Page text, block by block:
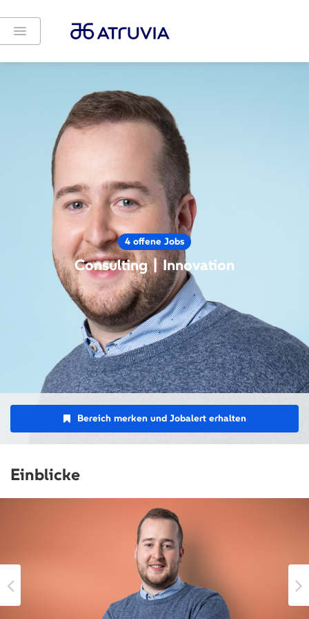
4 offene Jobs
Consulting | Innovation
Bereich merken und Jobalert erhalten
Einblicke